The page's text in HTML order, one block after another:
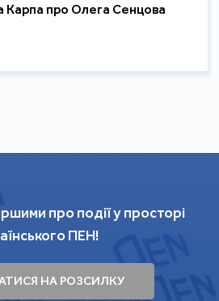
Карпа про Олега Сенцова
про події у просторі
ПЕН!
НА РОЗСИЛКУ